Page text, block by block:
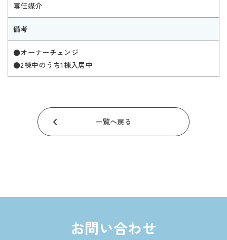
専任媒介
備考
●オーナーチェンジ
●2棟中のうち1棟入居中
一覧へ戻る
お問い合わせ